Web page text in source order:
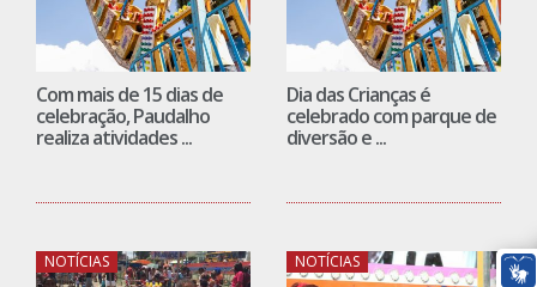
Com mais de 15 dias de
celebração, Paudalho
realiza atividades ...
Dia das Crianças é
celebrado com parque de
diversão e ...
NOTÍCIAS NOTÍCIAS